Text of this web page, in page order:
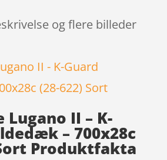
og flere billeder
Lugano II – K-
– 700x28c
Produktfakta